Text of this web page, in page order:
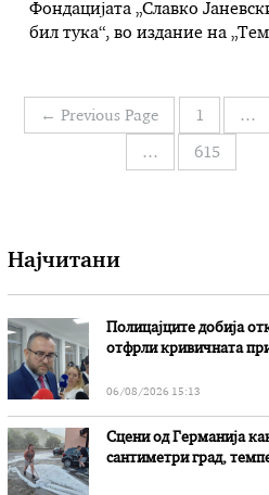
Фондацијата „Славко
бил тука“, во издание на
рефлектира неговото
сомнежи… Но секако, ова е
Навигација
← Previous Page 1 …
… 615
Најчитани
Полицајците добија
отфрли кривичната
06/08/2026 15:13
Сцени од Германија
сантиметри град,